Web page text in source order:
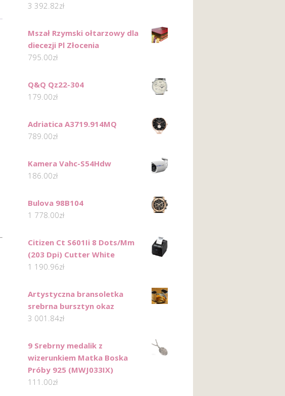
3 392.82zł
Mszał Rzymski ołtarzowy dla
diecezji Pl Złocenia
795.00zł
Q&Q Qz22-304
179.00zł
Adriatica A3719.914MQ
789.00zł
Kamera Vahc-S54Hdw
186.00zł
Bulova 98B104
1 778.00zł
Citizen Ct S601Ii 8 Dots/Mm
(203 Dpi) Cutter White
1 190.96zł
Artystyczna bransoletka
srebrna bursztyn okaz
3 001.84zł
9 Srebrny medalik z
wizerunkiem Matka Boska
Próby 925 (MWJ033IX)
111.00zł